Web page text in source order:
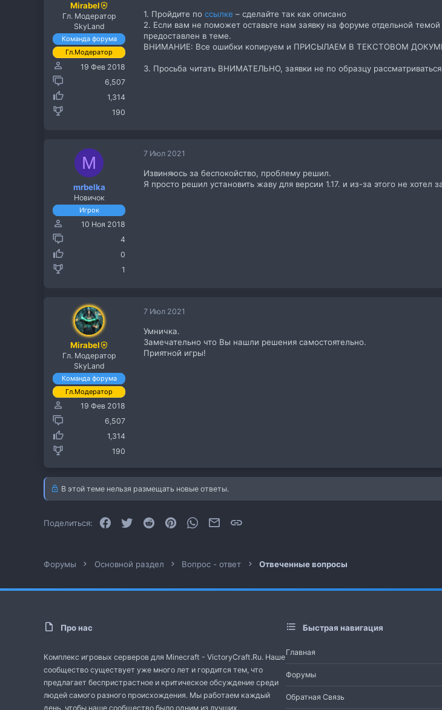
Mirabel
Гл. Модератор
SkyLand
Команда форума
Гл.Модератор
19 Фев 2018
6,507
1,314
190
1. Пройдите по ссылке – сделайте так как описано
2. Если вам не поможет оставьте нам заявку на форуме отдельной
предоставлен в теме.
ВНИМАНИЕ: Все ошибки копируем и ПРИСЫЛАЕМ В ТЕКСТОВОМ
3. Просьба читать ВНИМАТЕЛЬНО, заявки не по образцу
M
mrbelka
Новичок
Игрок
10 Ноя 2018
4
0
1
7 Июл 2021
Извиняюсь за беспокойство, проблему решил.
Я просто решил установить жаву для версии 1.17. и из-за этого не
Mirabel
Гл. Модератор
SkyLand
Команда форума
Гл.Модератор
19 Фев 2018
6,507
1,314
190
7 Июл 2021
Умничка.
Замечательно что Вы нашли решения самостоятельно.
Приятной игры!
В этой теме нельзя размещать новые ответы.
Поделиться: Facebook
Twitter Reddit PinterestWhatsAppЭлектронная почта
Форумы Основной раздел Вопрос - ответ Отвеченные вопросы
Про нас
Комплекс игровых серверов для Minecraft - VictoryCraft.Ru. Наше
сообщество существует уже много лет и гордится тем, что
предлагает беспристрастное и критическое обсуждение среди
людей самого разного происхождения. Мы работаем каждый
день, чтобы наше сообщество было одним из лучших.
Быстрая навигация
Главная
Форумы
Обратная Связь